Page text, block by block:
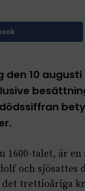
10
1600-talet, är
och
trettioåriga